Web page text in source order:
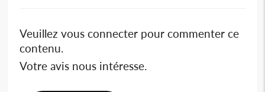
Veuillez vous connecter pour commenter ce
contenu.
Votre avis nous intéresse.